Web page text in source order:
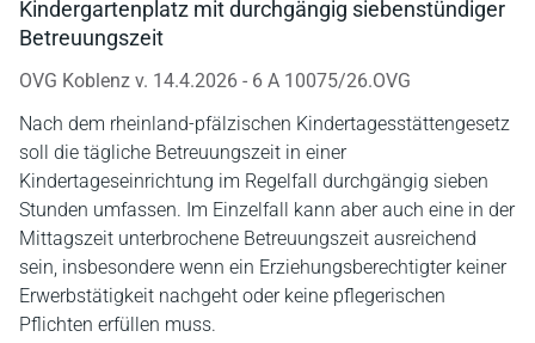
Kindergartenplatz mit durchgängig siebenstündiger
Betreuungszeit
OVG Koblenz v. 14.4.2026 - 6 A 10075/26.OVG
Nach dem rheinland-pfälzischen Kindertagesstättengesetz
soll die tägliche Betreuungszeit in einer
Kindertageseinrichtung im Regelfall durchgängig sieben
Stunden umfassen. Im Einzelfall kann aber auch eine in der
Mittagszeit unterbrochene Betreuungszeit ausreichend
sein, insbesondere wenn ein Erziehungsberechtigter keiner
Erwerbstätigkeit nachgeht oder keine pflegerischen
Pflichten erfüllen muss.